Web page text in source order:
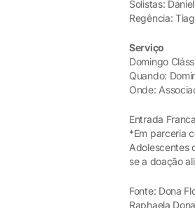
Solistas:
Regência:
Serviço
Domingo
Quando:
Onde:
Entrada
*Em parceria
Adolescentes
se a doação
Fonte: Dona
Raphaela